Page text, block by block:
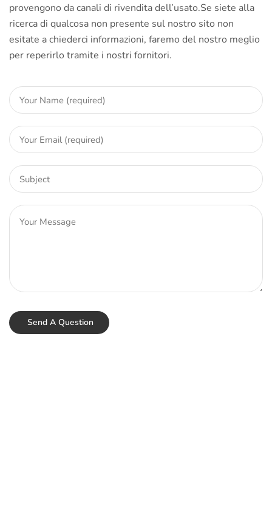
provengono da canali di rivendita dell’usato.Se siete alla
ricerca di qualcosa non presente sul nostro sito non
esitate a chiederci informazioni, faremo del nostro meglio
per reperirlo tramite i nostri fornitori.